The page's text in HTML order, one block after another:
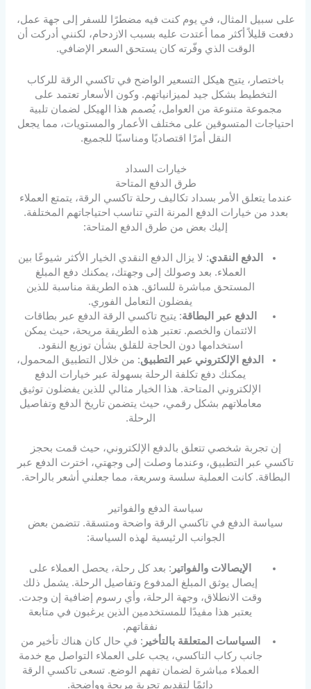
على سبيل المثال، في يوم كنت فيه مضطرًا للسفر إلى جهة عمل،
دفعت قليلاً أكثر مما أعتدت عليه بسبب الازدحام، لكنني أدركت أن
الوقت الذي وفّرته كان يستحق السعر الإضافي.
باختصار، يتيح هيكل التسعير الواضح في تاكسي الرقة للركاب
التخطيط بشكل جيد لميزانياتهم. وكون الأسعار تعتمد على
مجموعة متنوعة من العوامل، يُصمم هذا الهيكل لضمان تلبية
احتياجات المتسوقين على مختلف الأعمار والمستويات، مما يجعل
النقل أمرًا اقتصاديًا ومناسبًا للجميع.
خيارات السداد
طرق الدفع المتاحة
عندما يتعلق الأمر بسداد تكاليف رحلة تاكسي الرقة، يتمتع العملاء
بعدد من خيارات الدفع المرنة التي تناسب احتياجاتهم المختلفة.
إليك بعض من طرق الدفع المتاحة:
الدفع النقدي: لا يزال الدفع النقدي الخيار الأكثر شيوعًا بين
العملاء. بعد وصولك إلى وجهتك، يمكنك دفع المبلغ
المستحق مباشرة للسائق. هذه الطريقة مناسبة للذين
يفضلون التعامل الفوري.
الدفع عبر البطاقة: يتيح تاكسي الرقة الدفع عبر بطاقات
الائتمان والخصم. تعتبر هذه الطريقة مريحة، حيث يمكن
استخدامها دون الحاجة للقلق بشأن توزيع النقود.
الدفع الإلكتروني عبر التطبيق: من خلال التطبيق المحمول،
يمكنك دفع تكلفة الرحلة بسهولة عبر خيارات الدفع
الإلكتروني المتاحة. هذا الخيار مثالي للذين يفضلون توثيق
معاملاتهم بشكل رقمي، حيث يتضمن تاريخ الدفع وتفاصيل
الرحلة.
إن تجربة شخصي تتعلق بالدفع الإلكتروني، حيث قمت بحجز
تاكسي عبر التطبيق، وعندما وصلت إلى وجهتي، اخترت الدفع عبر
البطاقة. كانت العملية سلسة وسريعة، مما جعلني أشعر بالراحة.
سياسة الدفع والفواتير
سياسة الدفع في تاكسي الرقة واضحة ومتسقة. تتضمن بعض
الجوانب الرئيسية لهذه السياسة:
الإيصالات والفواتير : بعد كل رحلة، يحصل العملاء على
إيصال يوثق المبلغ المدفوع وتفاصيل الرحلة. يشمل ذلك
وقت الانطلاق، وجهة الرحلة، وأي رسوم إضافية إن وجدت.
يعتبر هذا مفيدًا للمستخدمين الذين يرغبون في متابعة
نفقاتهم.
السياسات المتعلقة بالتأخير : في حال كان هناك تأخير من
جانب ركاب التاكسي، يجب على العملاء التواصل مع خدمة
العملاء مباشرة لضمان تفهم الوضع. تسعى تاكسي الرقة
دائمًا لتقديم تجربة مريحة وواضحة.